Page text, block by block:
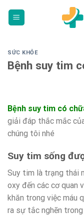
SỨC KHỎE
Bệnh suy tim
Bệnh suy tim có
giải đáp thắc mắc
chúng tôi nhé
Suy tim sống
Suy tim là trạng thái
oxy đến các cơ quan
khăn trong việc máu
ra sự tắc nghẽn